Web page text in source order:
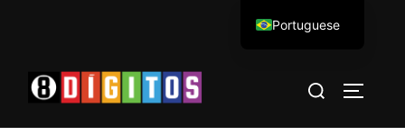
conteúdo
Pesquisar
Portuguese